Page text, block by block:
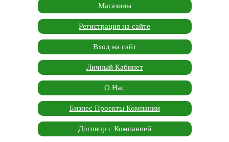
Магазины
Регистрация на сайте
Вход на сайт
Личный Кабинет
О Нас
Бизнес Проекты Компании
Договор с Компанией